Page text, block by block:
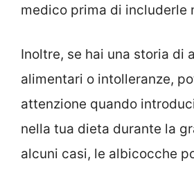
medico prima di includerle
Inoltre, se hai una storia di
alimentari o intolleranze,
attenzione quando
nella tua dieta durante la
alcuni casi, le albicocche